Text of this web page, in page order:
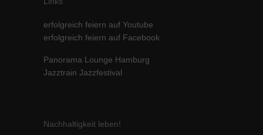
erfolgreich feiern auf Youtube
erfolgreich feiern auf Facebook
Panorama Lounge Hamburg
Jazztrain Jazzfestival
Nachhaltigkeit leben!